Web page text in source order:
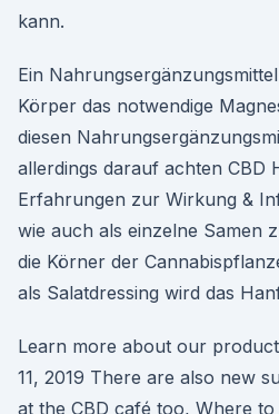
kann.
Ein
Körper das notwendige
diesen
allerdings darauf achten CBD
Erfahrungen zur Wirkung &
wie auch als einzelne Samen
die Körner der
als Salatdressing wird das
Learn more about our
11, 2019 There are also new
at the CBD café too, Where